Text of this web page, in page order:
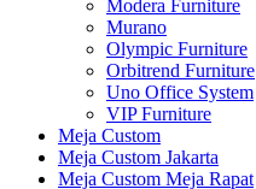
Modera Furniture
Murano
Olympic Furniture
Orbitrend Furniture
Uno Office System
VIP Furniture
Meja Custom
Meja Custom Jakarta
Meja Custom Meja Rapat